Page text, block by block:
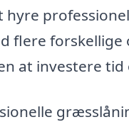
flere forskellige
at investere